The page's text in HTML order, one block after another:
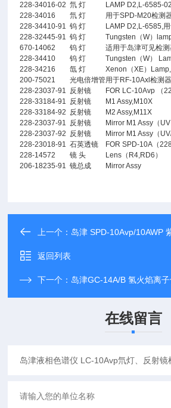
228-34016-02 氘 灯
LAMP D2,L-6585-
228-34016
氘 灯
用于SPD-M20检测
228-34410-91 钨 灯
LAMP D2,L-6585,
228-32445-91 钨 灯
Tungsten（W）
670-14062
钨 灯
适用于岛津可见检
228-34410
钨 灯
Tungsten（W）
228-34216
氙 灯
Xenon（XE）
200-75021
光电倍增管用于RF-10Axl检测器
228-23037-91 反射镜
FOR LC-10Avp （
228-33184-91 反射镜
M1 Assy,M10X
228-33184-92 反射镜
M2 Assy,M11X
228-23037-91 反射镜
Mirror M1 Assy（
228-23037-92 反射镜
Mirror M1 Assy（
228-23018-91 石英透镜
FOR SPD-10A（
228-14572
镜 头
Lens（R4,RD6）
206-18235-91 镜总成 Mirror Assy
上一个： 岛津 SPD-10Avp/10AWP 紫外检测器
返回列表
下一个： 岛津GC-14A/B 氢火焰离子化检测器
在线留言